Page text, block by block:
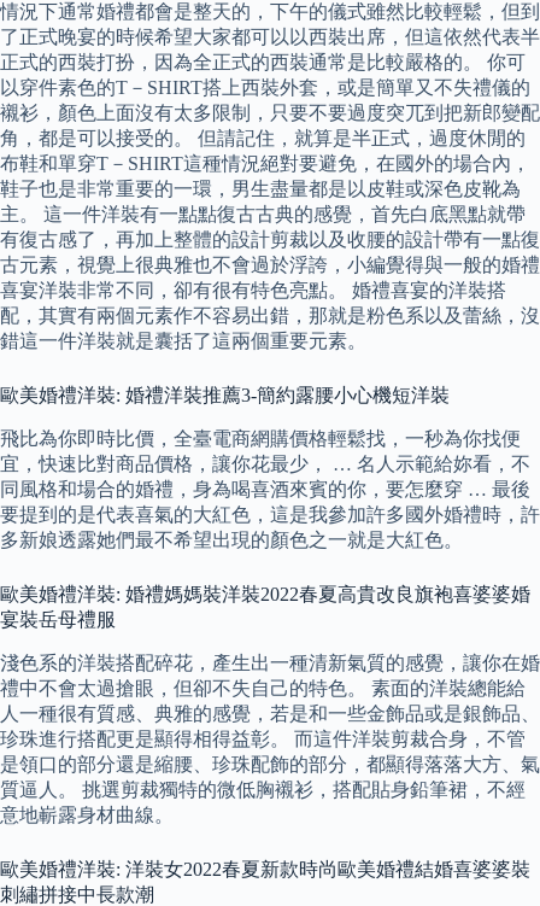
情況下通常婚禮都會是整天的，下午的儀式雖然比較輕鬆，但到
了正式晚宴的時候希望大家都可以以西裝出席，但這依然代表半
正式的西裝打扮，因為全正式的西裝通常是比較嚴格的。 你可
以穿件素色的T－SHIRT搭上西裝外套，或是簡單又不失禮儀的
襯衫，顏色上面沒有太多限制，只要不要過度突兀到把新郎變配
角，都是可以接受的。 但請記住，就算是半正式，過度休閒的
布鞋和單穿T－SHIRT這種情況絕對要避免，在國外的場合內，
鞋子也是非常重要的一環，男生盡量都是以皮鞋或深色皮靴為
主。 這一件洋裝有一點點復古古典的感覺，首先白底黑點就帶
有復古感了，再加上整體的設計剪裁以及收腰的設計帶有一點復
古元素，視覺上很典雅也不會過於浮誇，小編覺得與一般的婚禮
喜宴洋裝非常不同，卻有很有特色亮點。 婚禮喜宴的洋裝搭
配，其實有兩個元素作不容易出錯，那就是粉色系以及蕾絲，沒
錯這一件洋裝就是囊括了這兩個重要元素。
歐美婚禮洋裝: 婚禮洋裝推薦3-簡約露腰小心機短洋裝
飛比為你即時比價，全臺電商網購價格輕鬆找，一秒為你找便
宜，快速比對商品價格，讓你花最少， … 名人示範給妳看，不
同風格和場合的婚禮，身為喝喜酒來賓的你，要怎麼穿 … 最後
要提到的是代表喜氣的大紅色，這是我參加許多國外婚禮時，許
多新娘透露她們最不希望出現的顏色之一就是大紅色。
歐美婚禮洋裝: 婚禮媽媽裝洋裝2022春夏高貴改良旗袍喜婆婆婚
宴裝岳母禮服
淺色系的洋裝搭配碎花，產生出一種清新氣質的感覺，讓你在婚
禮中不會太過搶眼，但卻不失自己的特色。 素面的洋裝總能給
人一種很有質感、典雅的感覺，若是和一些金飾品或是銀飾品、
珍珠進行搭配更是顯得相得益彰。 而這件洋裝剪裁合身，不管
是領口的部分還是縮腰、珍珠配飾的部分，都顯得落落大方、氣
質逼人。 挑選剪裁獨特的微低胸襯衫，搭配貼身鉛筆裙，不經
意地嶄露身材曲線。
歐美婚禮洋裝: 洋裝女2022春夏新款時尚歐美婚禮結婚喜婆婆裝
刺繡拼接中長款潮